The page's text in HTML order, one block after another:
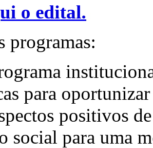
o edital.
programas:
para
positivos
social para uma